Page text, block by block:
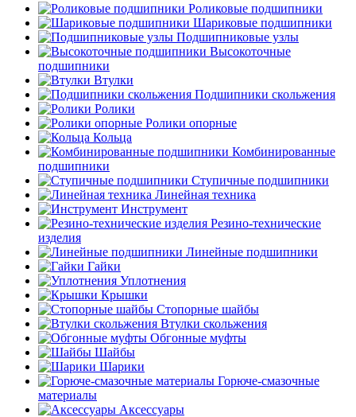
Роликовые подшипники
Шариковые подшипники
Подшипниковые узлы
Высокоточные
подшипники
Втулки
Подшипники скольжения
Ролики
Ролики опорные
Кольца
Комбинированные
подшипники
Ступичные подшипники
Линейная техника
Инструмент
Резино-технические
изделия
Линейные подшипники
Гайки
Уплотнения
Крышки
Стопорные шайбы
Втулки скольжения
Обгонные муфты
Шайбы
Шарики
Горюче-смазочные
материалы
Аксессуары